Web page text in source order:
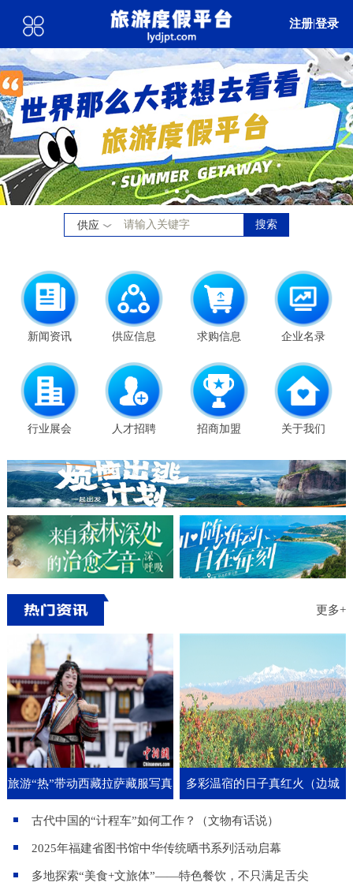
注册 |登录
供应 搜索
新闻资讯 供应信息 求购信息 企业名录
行业展会 人才招聘 招商加盟 关于我们
更多+
旅游“热”带动西藏拉萨藏服写真 多彩温宿的日子真红火（边城
记）
古代中国的“计程车”如何工作？（文物有话说）
2025年福建省图书馆中华传统晒书系列活动启幕
多地探索“美食+文旅体”——特色餐饮，不只满足舌尖